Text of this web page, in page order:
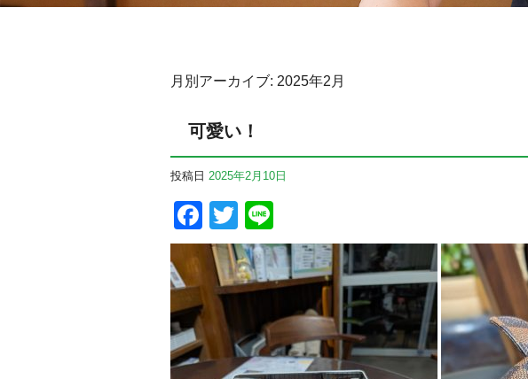
月別アーカイブ: 2025年2月
可愛い！
投稿日 2025年2月10日
Facebook
Twitter